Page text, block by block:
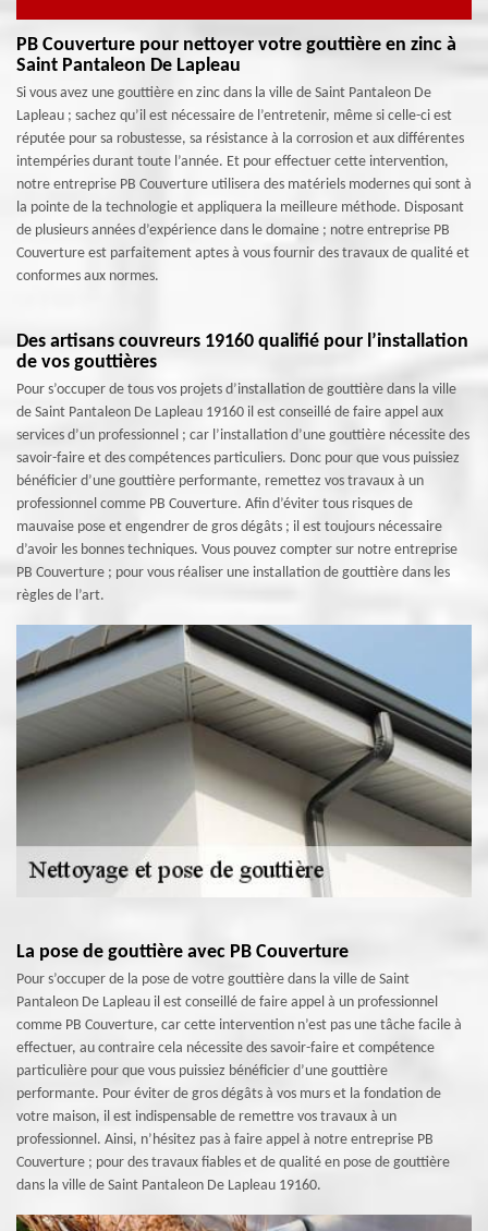
PB Couverture pour nettoyer votre gouttière en zinc à
Saint Pantaleon De Lapleau
Si vous avez une gouttière en zinc dans la ville de Saint Pantaleon De
Lapleau ; sachez qu’il est nécessaire de l’entretenir, même si celle-ci est
réputée pour sa robustesse, sa résistance à la corrosion et aux différentes
intempéries durant toute l’année. Et pour effectuer cette intervention,
notre entreprise PB Couverture utilisera des matériels modernes qui sont à
la pointe de la technologie et appliquera la meilleure méthode. Disposant
de plusieurs années d’expérience dans le domaine ; notre entreprise PB
Couverture est parfaitement aptes à vous fournir des travaux de qualité et
conformes aux normes.
Des artisans couvreurs 19160 qualifié pour l’installation
de vos gouttières
Pour s’occuper de tous vos projets d’installation de gouttière dans la ville
de Saint Pantaleon De Lapleau 19160 il est conseillé de faire appel aux
services d’un professionnel ; car l’installation d’une gouttière nécessite des
savoir-faire et des compétences particuliers. Donc pour que vous puissiez
bénéficier d’une gouttière performante, remettez vos travaux à un
professionnel comme PB Couverture. Afin d’éviter tous risques de
mauvaise pose et engendrer de gros dégâts ; il est toujours nécessaire
d’avoir les bonnes techniques. Vous pouvez compter sur notre entreprise
PB Couverture ; pour vous réaliser une installation de gouttière dans les
règles de l’art.
La pose de gouttière avec PB Couverture
Pour s’occuper de la pose de votre gouttière dans la ville de Saint
Pantaleon De Lapleau il est conseillé de faire appel à un professionnel
comme PB Couverture, car cette intervention n’est pas une tâche facile à
effectuer, au contraire cela nécessite des savoir-faire et compétence
particulière pour que vous puissiez bénéficier d’une gouttière
performante. Pour éviter de gros dégâts à vos murs et la fondation de
votre maison, il est indispensable de remettre vos travaux à un
professionnel. Ainsi, n’hésitez pas à faire appel à notre entreprise PB
Couverture ; pour des travaux fiables et de qualité en pose de gouttière
dans la ville de Saint Pantaleon De Lapleau 19160.